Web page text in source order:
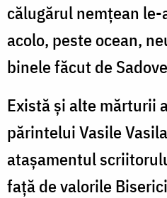
călugărul nemțean
acolo, peste ocean,
binele făcut de
Există şi alte mărturii
părintelui Vasile
ataşamentul
faţă de valorile